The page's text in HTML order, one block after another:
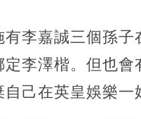
李嘉誠三個孫
李澤楷。但也
己在英皇娛樂一